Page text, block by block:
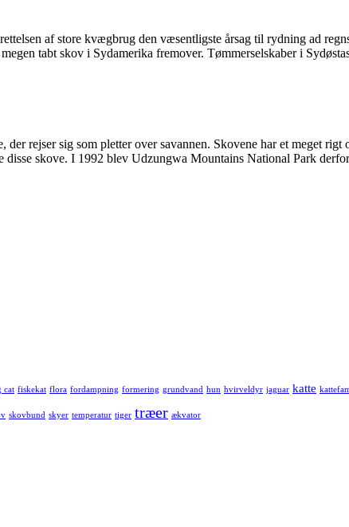
af store kvægbrug den væsentligste årsag til rydning ad
tabt skov i Sydamerika fremover. Tømmerselskaber i
der rejser sig som pletter over savannen. Skovene har et meget
disse skove. I 1992 blev Udzungwa Mountains National Park
cat fiskekat flora fordampning formering grundvand hun hvirveldyr jaguar katte
skovbund skyer temperatur tiger træer ækvator